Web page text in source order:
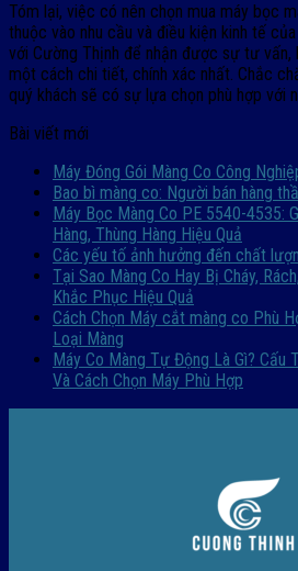
Tóm lại, việc có nên chọn mua máy bọc
thuộc vào nhu cầu và điều kiện kinh tế
với Cường Thịnh để nhận được sự tư vấn,
một cách chi tiết, chính xác nhất. Chắc
quý khách sẽ có sự lựa chọn phù hợp với
Bài viết mới
Máy Đóng Gói Màng Co Công
Bao bì màng co: Người bán hàng
Máy Bọc Màng Co PE 5540-4535:
Hàng, Thùng Hàng Hiệu Quả
Các yếu tố ảnh hưởng đến chất
Tại Sao Màng Co Hay Bị Cháy,
Khắc Phục Hiệu Quả
Cách Chọn Máy cắt màng co Phù
Loại Màng
Máy Co Màng Tự Động Là Gì? Cấu
Và Cách Chọn Máy Phù Hợp